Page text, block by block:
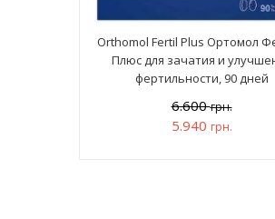
Orthomol Fertil Plus Ортомол
Плюс для зачатия и
фертильности, 90 дней
6.600грн.
5.940 грн.